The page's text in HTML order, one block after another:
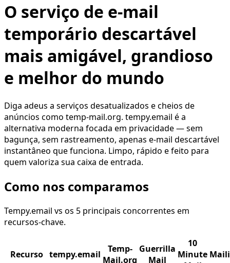
O serviço de e-mail
temporário descartável
mais amigável, grandioso
e melhor do mundo
Diga adeus a serviços desatualizados e cheios de
anúncios como temp-mail.org. tempy.email é a
alternativa moderna focada em privacidade — sem
bagunça, sem rastreamento, apenas e-mail descartável
instantâneo que funciona. Limpo, rápido e feito para
quem valoriza sua caixa de entrada.
Como nos comparamos
Tempy.email vs os 5 principais concorrentes em
recursos-chave.
Recurso tempy.email
Temp-
Mail.org
Guerrilla
Mail
10
Minute